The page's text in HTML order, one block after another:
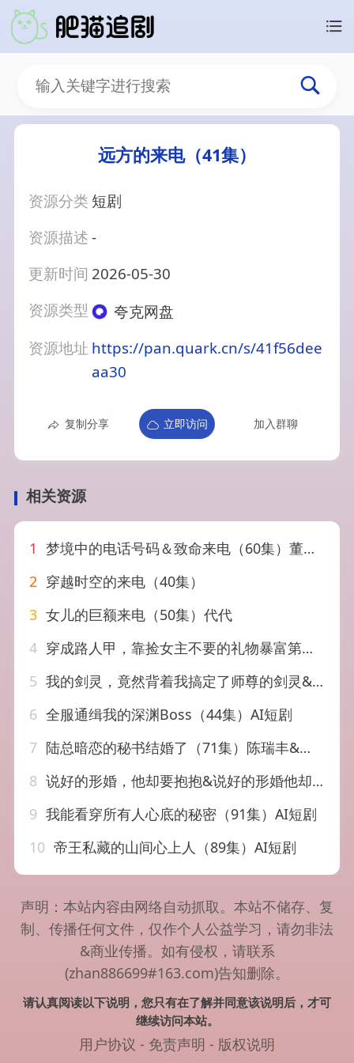
远方的来电（41集）
资源分类 短剧
资源描述-
更新时间 2026-05-30
资源类型
夸克网盘
资源地址 https://pan.quark.cn/s/41f56dee
aa30
复制分享 立即访问 加入群聊
相关资源
1 梦境中的电话号码＆致命来电（60集）董永鑫＆吴毅非＆方鑫月
2 穿越时空的来电（40集）
3 女儿的巨额来电（50集）代代
4 穿成路人甲，靠捡女主不要的礼物暴富第二季&穿成路人甲靠捡女主不要的礼物暴富第二季（30集）AI短剧
5 我的剑灵，竟然背着我搞定了师尊的剑灵&我的剑灵竟然背着我搞定了师尊的剑灵（64集）AI短剧
6 全服通缉我的深渊Boss（44集）AI短剧
7 陆总暗恋的秘书结婚了（71集）陈瑞丰&白妍（1080P）
8 说好的形婚，他却要抱抱&说好的形婚他却要抱抱（61集）AI短剧
9 我能看穿所有人心底的秘密（91集）AI短剧
10 帝王私藏的山间心上人（89集）AI短剧
声明：本站内容由网络自动抓取。本站不储存、复
制、传播任何文件，仅作个人公益学习，请勿非法
&商业传播。如有侵权，请联系
(zhan886699#163.com)告知删除。
请认真阅读以下说明，您只有在了解并同意该说明后，才可
继续访问本站。
用户协议 - 免责声明 - 版权说明